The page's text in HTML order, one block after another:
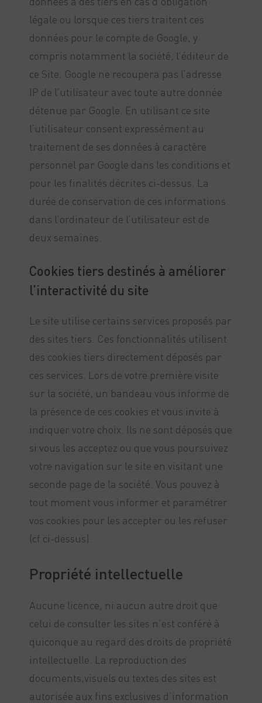
légale ou lorsque ces tiers traitent ces
données pour le compte de Google, y
compris notamment la société, l’éditeur de
ce Site. Google ne recoupera pas l’adresse
IP de l’utilisateur avec toute autre donnée
détenue par Google. En utilisant ce site
l’utilisateur consent expressément au
traitement de ses données à caractère
personnel par Google dans les conditions et
pour les finalités décrites ci-dessus. La
durée de conservation de ces informations
dans l’ordinateur de l’utilisateur est de
deux semaines.
Cookies tiers destinés à améliorer
l’interactivité du site
Le site utilise certains services proposés par
des sites tiers. Ces fonctionnalités utilisent
des cookies tiers directement déposés par
ces services. Lors de votre première visite
sur la société, un bandeau vous informe de
la présence de ces cookies et vous invite à
indiquer votre choix. Ils ne sont déposés que
si vous les acceptez ou que vous poursuivez
votre navigation sur le site en visitant une
seconde page de la société. Vous pouvez à
tout moment vous informer et paramétrer
vos cookies pour les accepter ou les refuser
(cf ci-dessus).
Propriété intellectuelle
Aucune licence, ni aucun autre droit que
celui de consulter les sites n’est conféré à
quiconque au regard des droits de propriété
intellectuelle. La reproduction des
documents,visuels ou textes des sites est
autorisée aux fins exclusives d’information